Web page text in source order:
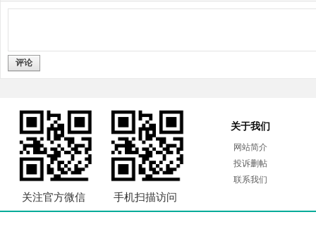
评论
关注官方微信 手机扫描访问
关于我们
网站简介
投诉删帖
联系我们